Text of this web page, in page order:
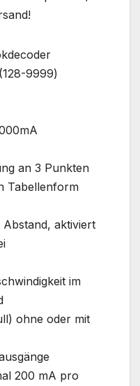
9999)
an 3 Punkten
Tabellenform
aktiviert
im
ohne oder mit
200 mA pro